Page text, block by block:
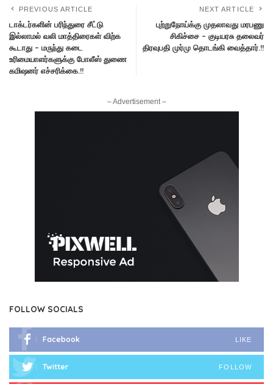
PREVIOUS ARTICLE
டாக்டர்களின் பரிந்துரை சீட்டு
இல்லாமல் வலி மாத்திரைகள் விற்க
கூடாது – மருந்து கடை
உரிமையாளர்களுக்கு போலீஸ் துணை
கமிஷனர் எச்சரிக்கை.!!
NEXT ARTICLE
புற்றுநோய்க்கு முதலாவது மரபணு
சிகிச்சை – குடியரசு தலைவர்
திரவுபதி முர்மு தொடங்கி வைத்தார்.!!
– Advertisement –
FOLLOW SOCIALS
Facebook LIKE
Twitter FOLLOW